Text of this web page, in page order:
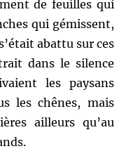
de feuilles qui
qui gémissent,
abattu sur ces
dans le silence
les paysans
les chênes, mais
ailleurs qu’au